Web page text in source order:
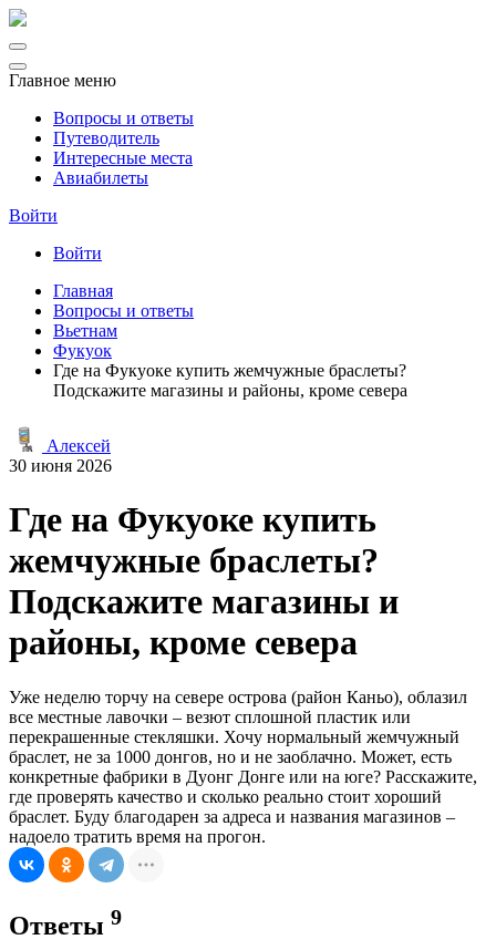
Главное меню
Вопросы и ответы
Путеводитель
Интересные места
Авиабилеты
Войти
Войти
Главная
Вопросы и ответы
Вьетнам
Фукуок
Где на Фукуоке купить жемчужные браслеты?
Подскажите магазины и районы, кроме севера
Алексей
30 июня 2026
Где на Фукуоке купить
жемчужные браслеты?
Подскажите магазины и
районы, кроме севера
Уже неделю торчу на севере острова (район Каньо), облазил
все местные лавочки – везют сплошной пластик или
перекрашенные стекляшки. Хочу нормальный жемчужный
браслет, не за 1000 донгов, но и не заоблачно. Может, есть
конкретные фабрики в Дуонг Донге или на юге? Расскажите,
где проверять качество и сколько реально стоит хороший
браслет. Буду благодарен за адреса и названия магазинов –
надоело тратить время на прогон.
Ответы 9